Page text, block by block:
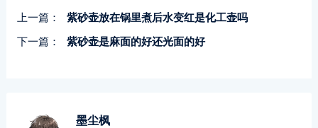
上一篇：
紫砂壶放在锅里煮后水变红是化工壶吗
下一篇：
紫砂壶是麻面的好还光面的好
墨尘枫